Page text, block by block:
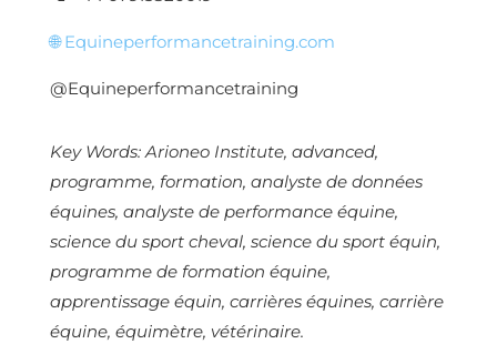
🌐 Equineperformancetraining.com
@Equineperformancetraining
Key Words: Arioneo Institute, advanced,
programme, formation, analyste de données
équines, analyste de performance équine,
science du sport cheval, science du sport équin,
programme de formation équine,
apprentissage équin, carrières équines, carrière
équine, équimètre, vétérinaire.